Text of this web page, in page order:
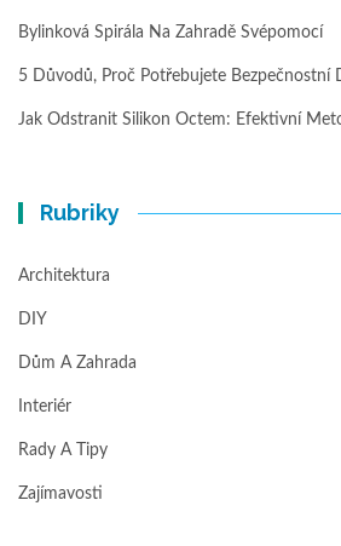
Bylinková Spirála Na Zahradě Svépomocí
5 Důvodů, Proč Potřebujete Bezpečnostní
Jak Odstranit Silikon Octem: Efektivní
Rubriky
Architektura
DIY
Dům A Zahrada
Interiér
Rady A Tipy
Zajímavosti